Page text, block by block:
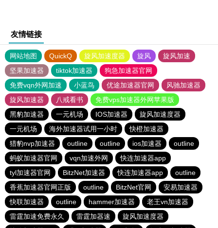
友情链接
网站地图 QuickQ 旋风加速度器 旋风
旋风加速
坚果加速器
tiktok加速器
狗急加速器官网
免费vqn外网加速
小蓝鸟 优途加速器官网
风驰加速器
旋风加速器
八戒看书
免费vps加速器外网苹果版
黑豹加速器
一元机场 IOS加速器
旋风加速度器
一元机场
海外加速器试用一小时
快橙加速器
猎豹nvp加速器
outline outline ios加速器
outline
蚂蚁加速器官网
vqn加速外网
快连加速器app
tyl加速器官网
BitzNet加速器 快连加速器app
outline
香蕉加速器官网正版
outline BitzNet官网
安易加速器
快联加速器
outline hammer加速器
老王vn加速器
雷霆加速免费永久
雷霆加器速
旋风加速度器